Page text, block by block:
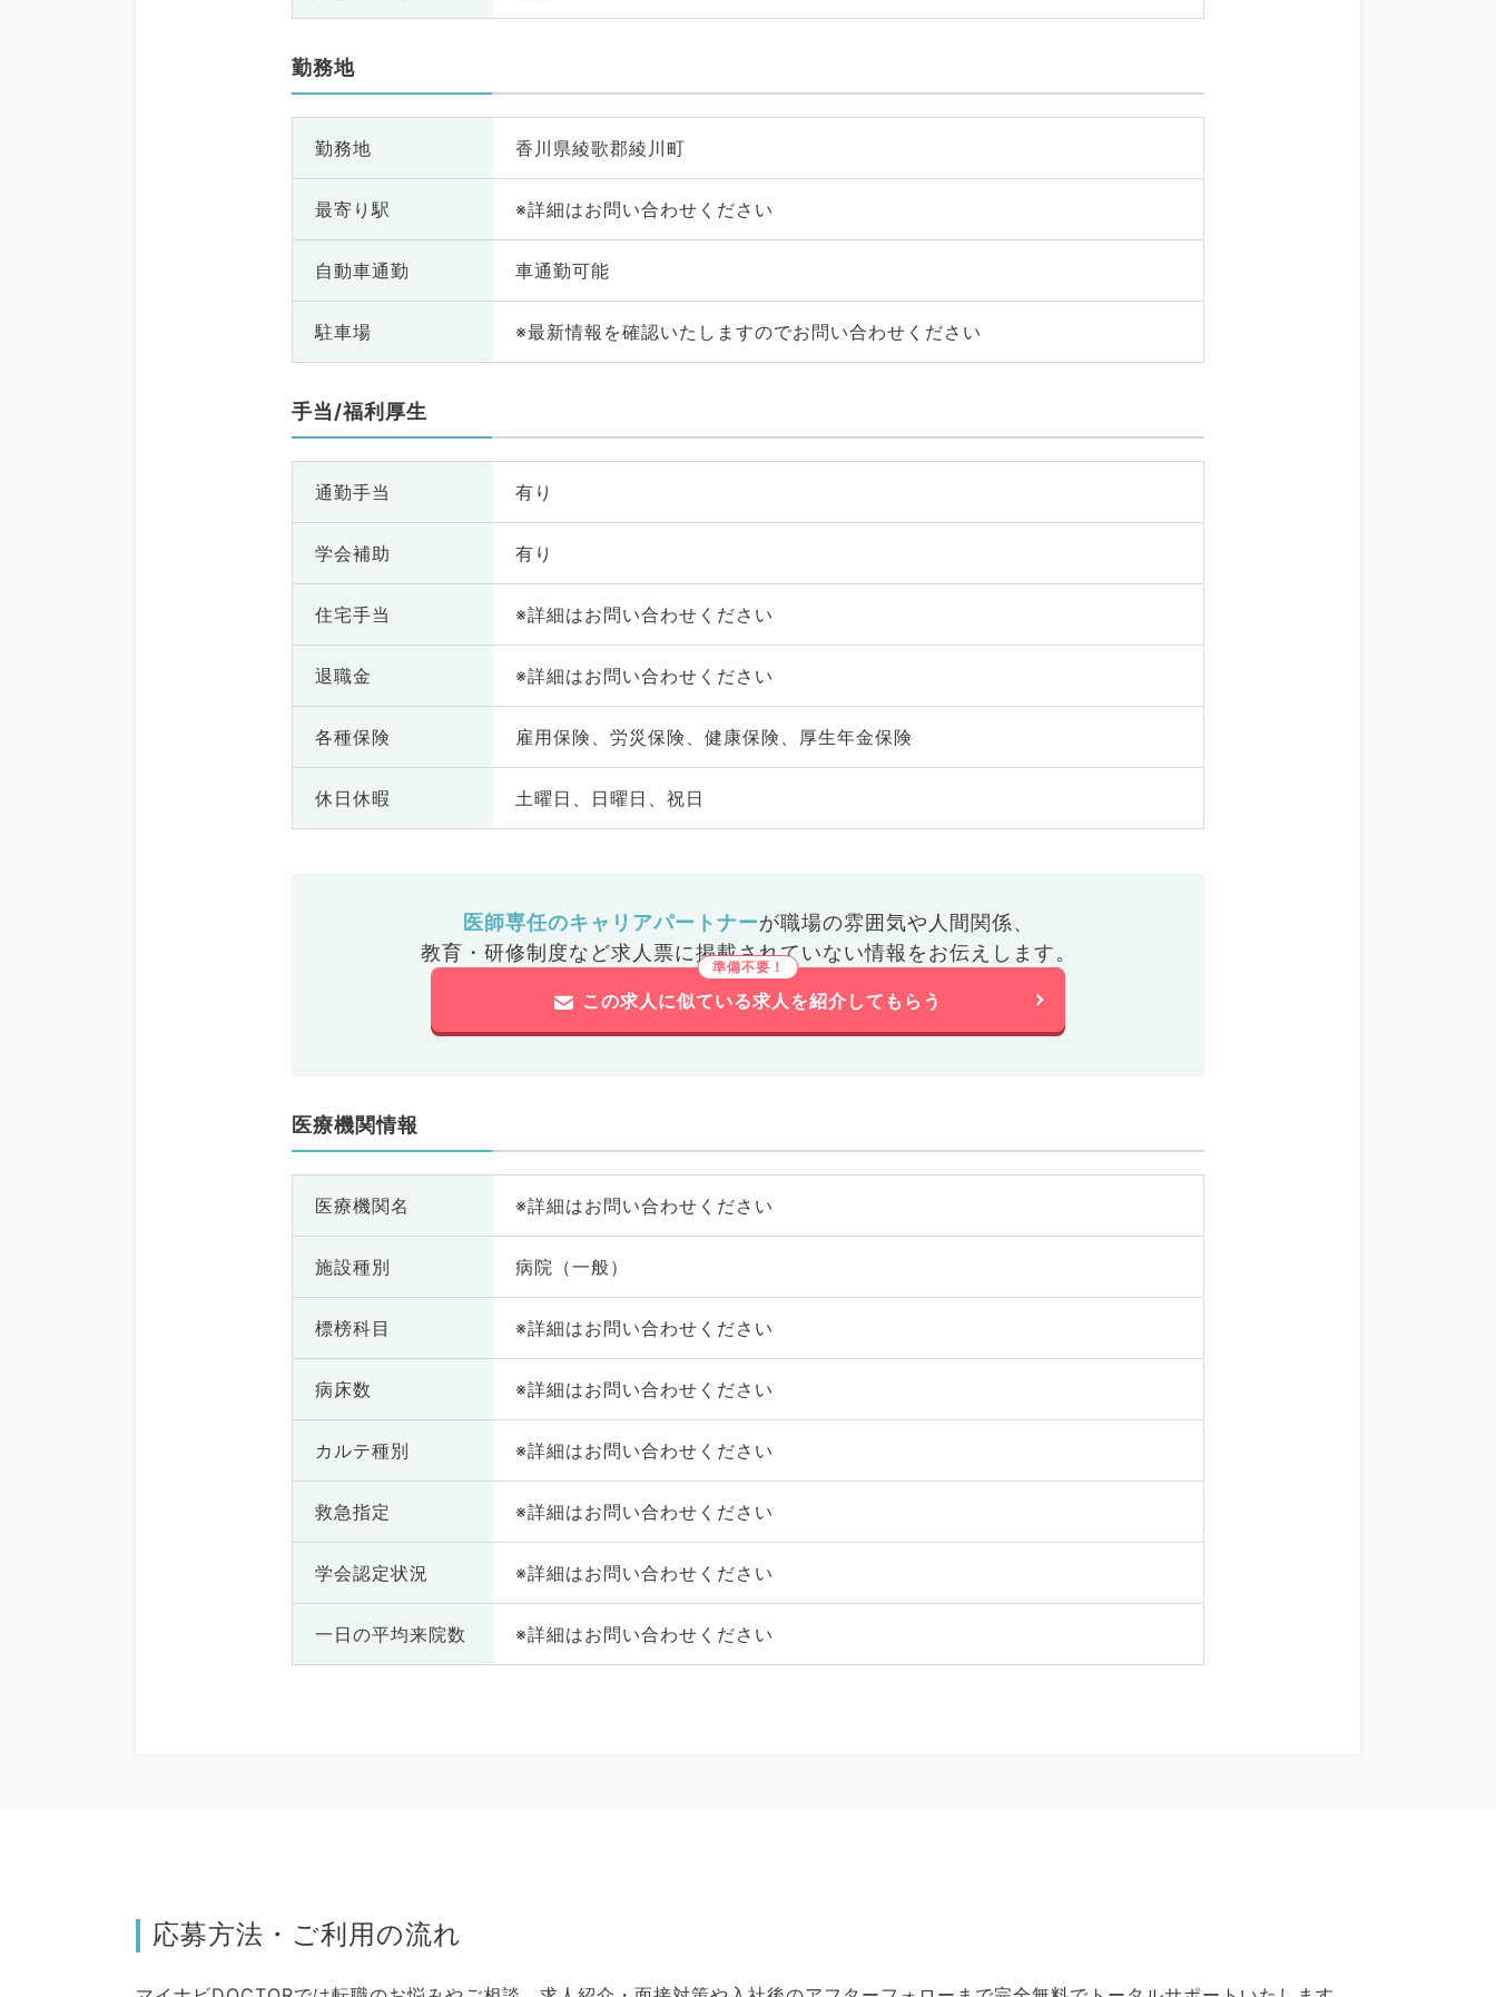
勤務地
勤務地 香川県綾歌郡綾川町
最寄り駅 ※詳細はお問い合わせください
自動車通勤 車通勤可能
駐車場 ※最新情報を確認いたしますのでお問い合わせください
手当/福利厚生
通勤手当 有り
学会補助 有り
住宅手当 ※詳細はお問い合わせください
退職金 ※詳細はお問い合わせください
各種保険 雇用保険、労災保険、健康保険、厚生年金保険
休日休暇 土曜日、日曜日、祝日
医師専任のキャリアパートナーが職場の雰囲気や人間関係、
教育・研修制度など求人票に掲載されていない情報をお伝えします。
この求人に似ている求人を紹介してもらう
医療機関情報
医療機関名 ※詳細はお問い合わせください
施設種別 病院（一般）
標榜科目 ※詳細はお問い合わせください
病床数 ※詳細はお問い合わせください
カルテ種別 ※詳細はお問い合わせください
救急指定 ※詳細はお問い合わせください
学会認定状況 ※詳細はお問い合わせください
一日の平均来院数 ※詳細はお問い合わせください
応募方法・ご利用の流れ